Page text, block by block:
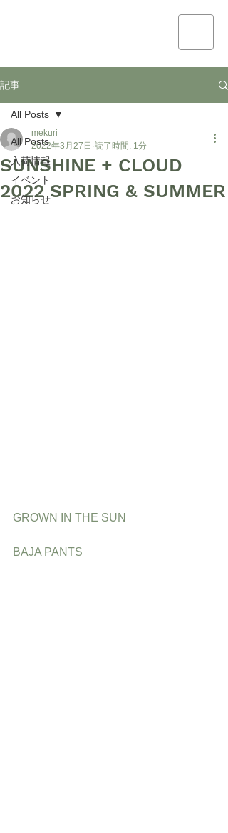
記事
All Posts
入荷情報
イベント
お知らせ
All Posts
SUNSHINE + CLOUD
2022 SPRING & SUMMER
mekuri
2022年3月27日 読了時間: 1分
GROWN IN THE SUN
BAJA PANTS